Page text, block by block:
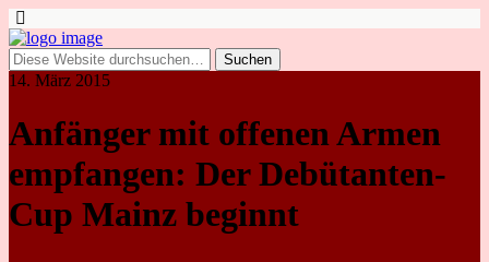
14. März 2015
Anfänger mit offenen Armen
empfangen: Der Debütanten-
Cup Mainz beginnt